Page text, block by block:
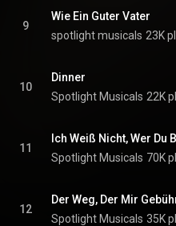
9
Wie Ein Guter Vater
spotlight musicals 23K
10
Dinner
Spotlight Musicals 22K
11
Ich Weiß Nicht, Wer Du
Spotlight Musicals 70K
12
Der Weg, Der Mir
Spotlight Musicals 35K